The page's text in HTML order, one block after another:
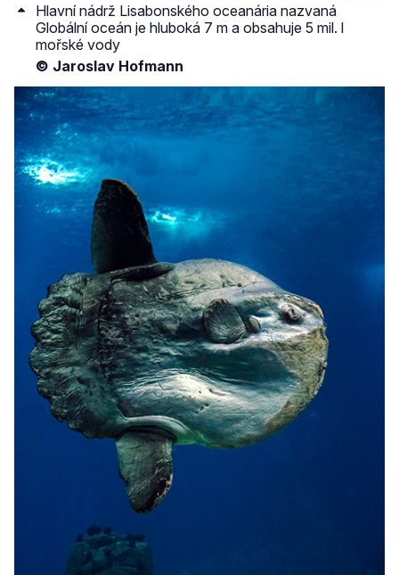
Hlavní nádrž Lisabonského oceanária nazvaná
Globální oceán je hluboká 7 m a obsahuje 5 mil. l
mořské vody
© Jaroslav Hofmann